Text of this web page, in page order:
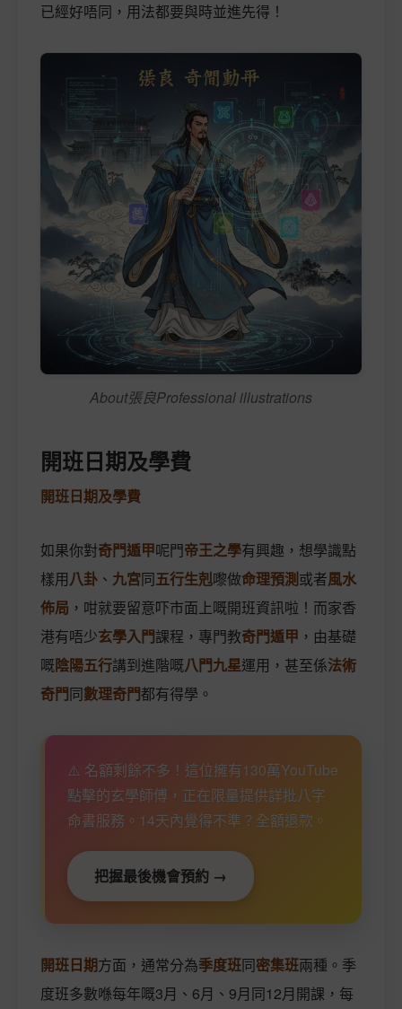
已經好唔同，用法都要與時並進先得！
About張良Professional illustrations
開班日期及學費
開班日期及學費
如果你對奇門遁甲呢門帝王之學有興趣，想學識點
樣用八卦 、 九宮同五行生剋嚟做命理預測或者風水
佈局 ，咁就要留意吓市面上嘅開班資訊啦！而家香
港有唔少玄學入門課程，專門教奇門遁甲 ，由基礎
嘅陰陽五行講到進階嘅八門九星運用，甚至係法術
奇門同數理奇門都有得學。
⚠️ 名額剩餘不多！這位擁有130萬YouTube
點擊的玄學師傅，正在限量提供詳批八字
命書服務。14天內覺得不準？全額退款。
把握最後機會預約 →
開班日期方面，通常分為季度班同密集班兩種。季
度班多數喺每年嘅3月、6月、9月同12月開課，每